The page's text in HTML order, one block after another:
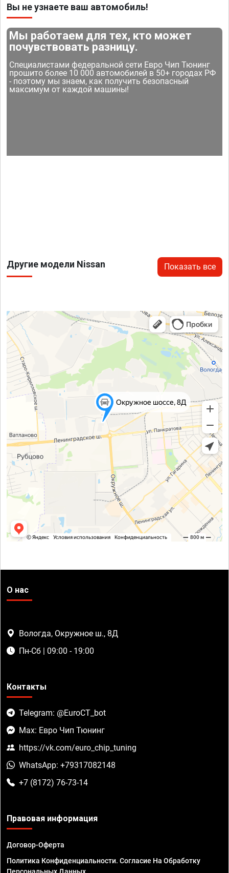
Вы не узнаете ваш автомобиль!
Мы работаем для тех, кто может
почувствовать разницу.
Специалистами федеральной сети Евро Чип Тюнинг
прошито более 10 000 автомобилей в 50+ городах РФ
- поэтому мы знаем, как получить безопасный
максимум от каждой машины!
Другие модели Nissan Показать все
О нас
Вологда, Окружное ш., 8Д
Пн-Сб | 09:00 - 19:00
Контакты
Telegram: @EuroCT_bot
Max: Евро Чип Тюнинг
https://vk.com/euro_chip_tuning
WhatsApp: +79317082148
+7 (8172) 76-73-14
Правовая информация
Договор-Оферта
Политика Конфиденциальности. Согласие На Обработку